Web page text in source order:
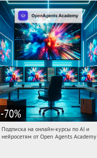
-70%
15:14:53 Получили:
Подписка на онлайн-курсы по AI и
нейросетям от Open Agents Academy